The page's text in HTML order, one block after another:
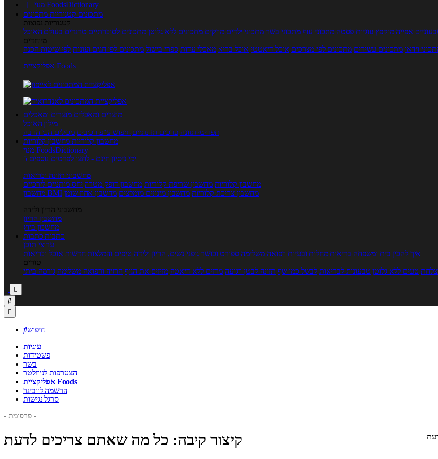

מנוי FoodsDictionary
מתכונים קטגוריות מתכונים
קטגוריות נפוצות
אפייה מוקפץ עוגיות פסטה מתכוני עוף מתכוני בשר מתכוני ילדים מרקים מתכונים ללא גלוטן מתכונים לסוכרתיים טרנדים בעולם האוכל
מיוחדים
וידאו מתכונים עשירים מתכונים לפי מצרכים אוכל דיאטטי אוכל בריא מאכלי עדות ספרי בישול מתכונים לפי חגים ועונות לפי שיטות הכנה
אפליקציית Foods
מוצרים ומאכלים מוצרים ומאכלים
מילון האוכל
תפריטי תזונה ערכים תזונתיים חיפוש ע"פ רכיבים מכילים הכי הרבה
מחשבון קלוריות מחשבון קלוריות
מנוי FoodsDictionary
5 ימי ניסיון חינם - לחצו לפרטים נוספים
מחשבוני תזונה ובריאות
מחשבון קלוריות מחשבון שריפת קלוריות מחשבון דופק מטרה יחס מותניים לירכיים
מחשבון BMI
מחשבון צריכת קלוריות מחשבון מינונים מומלצים מחשבון אחוז שומן
מחשבוני הריון ולידה
מחשבון הריון
מחשבון ביוץ
כתבות כתבות
ערוצי תוכן
איך להכין בית ומשפחה בריאות מחלות ובעיות רפואה משלימה ספורט וכושר גופני נשים, הריון ולידה טיפים והמלצות חדשות אוכל ובריאות
טורים
טעים ללא גלוטן טבעונות לבריאות לבשל כמו שף תזונה לבטן רגועה מרזים ללא דיאטה מזיזים את הגוף הרזיה ורפואה משלימה גורמה ביתי



חיפוש
עוגיות
פשטידות
בשר
הצטרפות לניוזלטר
אפליקציית Foods
הרשמה לוובינר
סרגל נגישות
- פרסומת -
קיצור קיבה: כל מה שאתם צריכים לדעת